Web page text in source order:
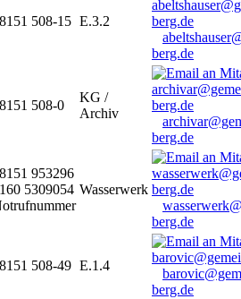
508-15 E.3.2
berg.de
508-0
KG /
Archiv
berg.de
953296
5309054 Wasserwerk
berg.de
508-49 E.1.4
berg.de